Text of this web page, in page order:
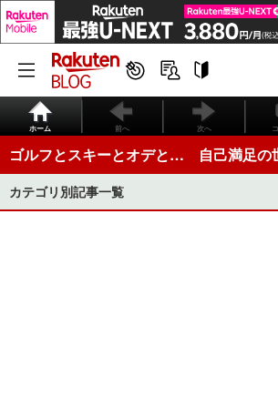
ホーム 前へ 次へ
ゴルフとスキーとオデと… 自己満足の
カテゴリ別記事一覧